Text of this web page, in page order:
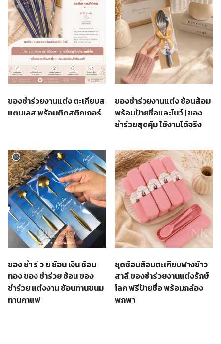
ของชำร่วยงานแต่ง ตะเกียบส
แตนเลส พร้อมติดสติกเกอร์
ของชำร่วยงานแต่ง ช้อนส้อม
พร้อมป้ายชื่อและโบว์ | ของ
ชำร่วยสุดคุ้ม ใช้งานได้จริง
ของ ชํา ร่ ว ย ช้อน เงิน ช้อน
ทอง ของ ชำร่วย ช้อน ของ
ชำร่วย แต่งงาน ช้อนทานขนม
ทานกาแฟ
ชุดช้อนส้อมตะเกียบฟางข้าว
สาลี ของชำร่วยงานแต่งรักษ์
โลก ฟรีป้ายชื่อ พร้อมกล่อง
พกพา